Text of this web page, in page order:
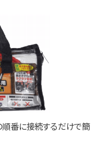
順番に接続するだけで簡